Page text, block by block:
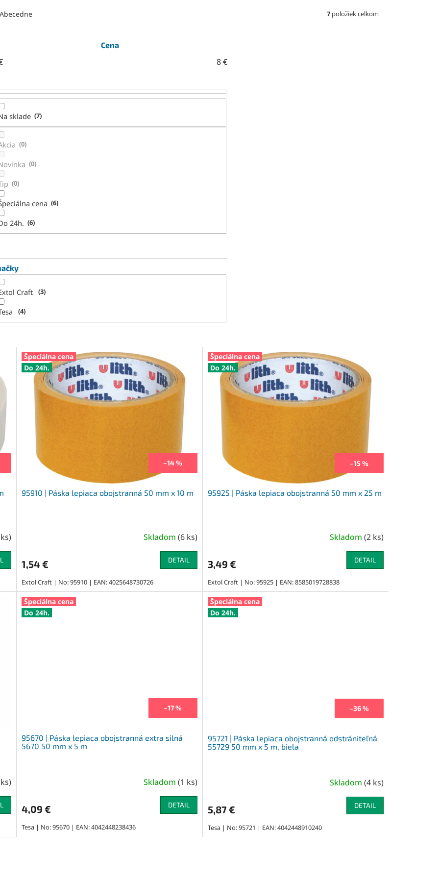
Abecedne 7 položiek celkom
Cena
8€
sklade 7
0
0
0
cena 6
24h. 6
Craft 3
4
)
Špeciálna cena
Do 24h.
–14 %
95910 | Páska lepiaca obojstranná 50 mm x 10 m
Skladom (6 ks)
1,54 € DETAIL
Extol Craft | No: 95910 | EAN: 4025648730726
Špeciálna cena
Do 24h.
–15 %
95925 | Páska lepiaca obojstranná 50 mm x 25 m
Skladom (2 ks)
3,49 € DETAIL
Extol Craft | No: 95925 | EAN: 8585019728838
)
Špeciálna cena
Do 24h.
–17 %
95670 | Páska lepiaca obojstranná extra silná
5670 50 mm x 5 m
Skladom (1 ks)
4,09 € DETAIL
Tesa | No: 95670 | EAN: 4042448238436
Špeciálna cena
Do 24h.
–36 %
95721 | Páska lepiaca obojstranná odstrániteľná
55729 50 mm x 5 m, biela
Skladom (4 ks)
5,87 € DETAIL
Tesa | No: 95721 | EAN: 4042448910240